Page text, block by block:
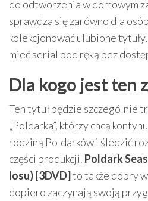
do odtworzenia w domowym
sprawdza się zarówno dla
kolekcjonować ulubione
mieć serial pod ręką bez
Dla kogo jest ten
Ten tytuł będzie szczególnie
„Poldarka”, którzy chcą
rodziną Poldarków i śledzić
części produkcji. Poldark
losu) [3DVD] to także dobry
dopiero zaczynają swoją